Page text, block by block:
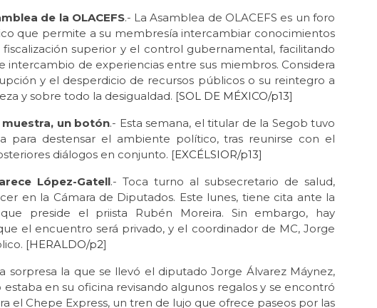
de la OLACEFS.- La Asamblea de OLACEFS es un foro
que permite a su membresía intercambiar conocimientos
superior y el control gubernamental, facilitando
intercambio de experiencias entre sus miembros. Considera
y el desperdicio de recursos públicos o su reintegro a
y sobre todo la desigualdad. [SOL DE MÉXICO/p13]
muestra, un botón.- Esta semana, el titular de la Segob tuvo
para destensar el ambiente político, tras reunirse con el
diálogos en conjunto. [EXCÉLSIOR/p13]
López-Gatell.- Toca turno al subsecretario de salud,
en la Cámara de Diputados. Este lunes, tiene cita ante la
preside el priista Rubén Moreira. Sin embargo, hay
el encuentro será privado, y el coordinador de MC, Jorge
[HERALDO/p2]
sorpresa la que se llevó el diputado Jorge Álvarez Máynez,
en su oficina revisando algunos regalos y se encontró
el Chepe Express, un tren de lujo que ofrece paseos por las